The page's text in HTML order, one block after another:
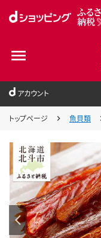
アカウント
トップページ 魚貝類